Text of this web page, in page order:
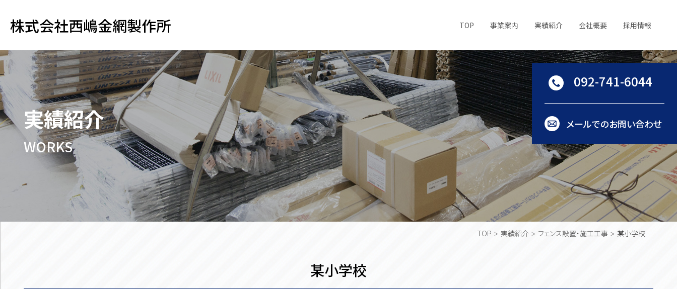
株式会社西嶋金網製作所 TOP 事業案内 実績紹介 会社概要 採用情報
092-741-6044
メールでのお問い合わせ
実績紹介
WORKS
TOP 実績紹介 フェンス設置・施工工事 某小学校
某小学校